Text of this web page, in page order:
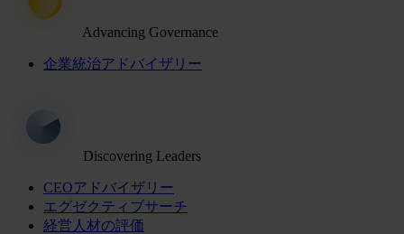
Advancing Governance
企業統治アドバイザリー
Discovering Leaders
CEOアドバイザリー
エグゼクティブサーチ
経営人材の評価